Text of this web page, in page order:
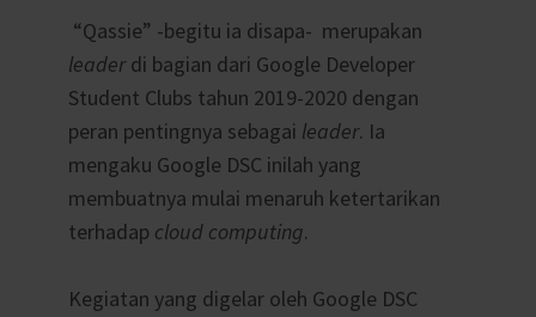
“Qassie” -begitu ia disapa- merupakan
leaderdi bagian dari Google Developer
Student Clubs tahun 2019-2020 dengan
peran pentingnya sebagai leader. Ia
mengaku Google DSC inilah yang
membuatnya mulai menaruh ketertarikan
terhadap cloud computing.
Kegiatan yang digelar oleh Google DSC